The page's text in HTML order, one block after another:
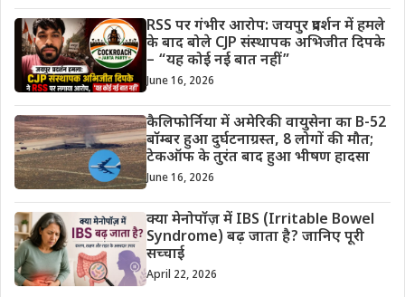
RSS पर गंभीर आरोप: जयपुर प्रदर्शन में हमले
के बाद बोले CJP संस्थापक अभिजीत दिपके
– “यह कोई नई बात नहीं”
June 16, 2026
कैलिफोर्निया में अमेरिकी वायुसेना का B-52
बॉम्बर हुआ दुर्घटनाग्रस्त, 8 लोगों की मौत;
टेकऑफ के तुरंत बाद हुआ भीषण हादसा
June 16, 2026
क्या मेनोपॉज़ में IBS (Irritable Bowel
Syndrome) बढ़ जाता है? जानिए पूरी
सच्चाई
April 22, 2026